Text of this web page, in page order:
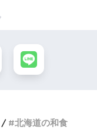
北海道の和食